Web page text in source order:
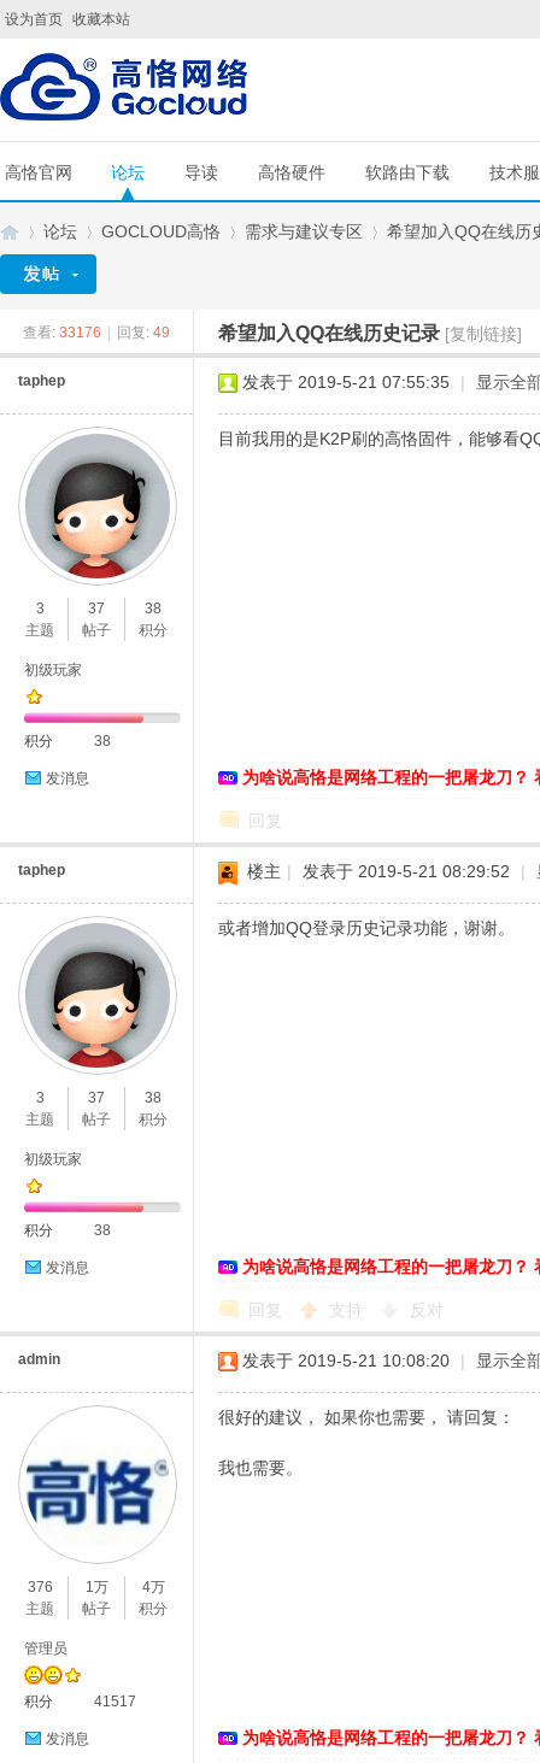
设为首页 收藏本站
高恪官网 论坛 导读 高恪硬件 软路由下载 技术
»
论坛
›
GOCLOUD高恪
›
需求与建议专区
›
希望加入QQ在线历
查看: 33176 回复: 49 希望加入QQ在线历史记录 [复制链接]
taphep
3
主题
37
帖子
38
积分
初级玩家
积分 38
发消息
发表于 2019-5-21 07:55:35 | 显示全
目前我用的是K2P刷的高恪固件，能够看
为啥说高恪是网络工程的一把屠龙刀？
回复
taphep
3
主题
37
帖子
38
积分
初级玩家
积分 38
发消息
楼主 | 发表于 2019-5-21 08:29:52 |
或者增加QQ登录历史记录功能，谢谢。
为啥说高恪是网络工程的一把屠龙刀？
回复 支持 反对
admin
376
主题
1万
帖子
4万
积分
管理员
积分 41517
发消息
发表于 2019-5-21 10:08:20 | 显示全
很好的建议， 如果你也需要， 请回复：
我也需要。
为啥说高恪是网络工程的一把屠龙刀？